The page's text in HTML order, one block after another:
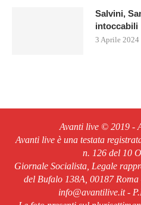
Salvini,
intoccabili
3 Aprile 2024
Avanti live © 2019 -
Avanti live è una testata
n. 126 del 10
Giornale Socialista, Legale
del Bufalo 138A, 00187
info@avantilive.it -